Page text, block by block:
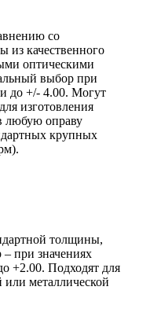
со
из качественного
оптическими
выбор при
до +/- 4.00. Могут
изготовления
любую оправу
крупных
толщины,
при значениях
+2.00. Подходят для
или металлической